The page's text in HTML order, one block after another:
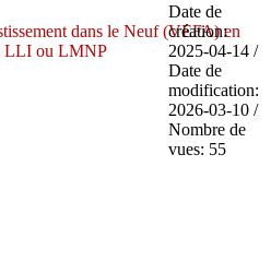
dans le Neuf (VEFA) en
LLI ou LMNP
Date de
création:
2025-04-14 /
Date de
modification:
2026-03-10 /
Nombre de
vues: 55